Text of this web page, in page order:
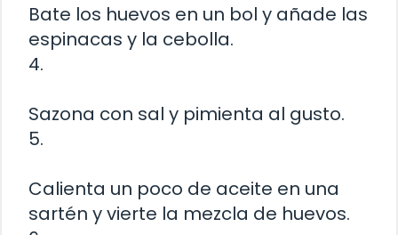
Bate los huevos en un bol y añade las
espinacas y la cebolla.
4.
Sazona con sal y pimienta al gusto.
5.
Calienta un poco de aceite en una
sartén y vierte la mezcla de huevos.